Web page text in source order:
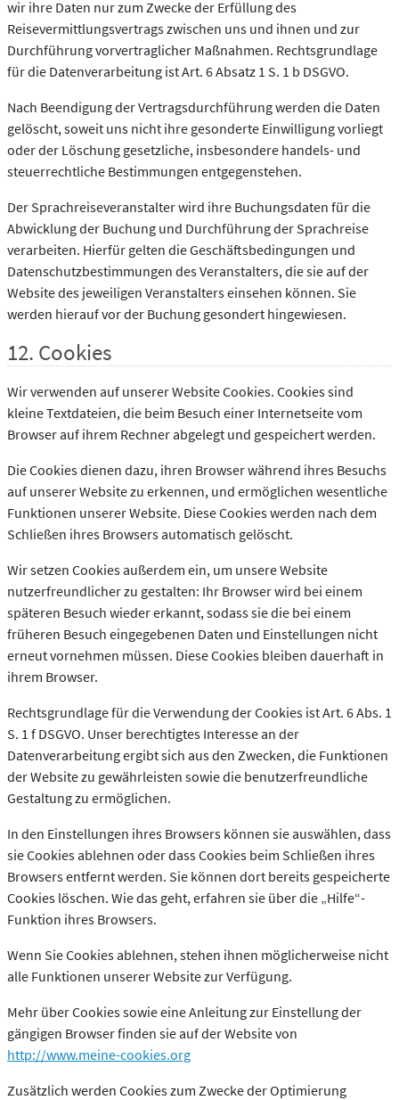
wir ihre Daten nur zum Zwecke der Erfüllung des
Reisevermittlungsvertrags zwischen uns und ihnen und zur
Durchführung vorvertraglicher Maßnahmen. Rechtsgrundlage
für die Datenverarbeitung ist Art. 6 Absatz 1 S. 1 b DSGVO.
Nach Beendigung der Vertragsdurchführung werden die Daten
gelöscht, soweit uns nicht ihre gesonderte Einwilligung vorliegt
oder der Löschung gesetzliche, insbesondere handels- und
steuerrechtliche Bestimmungen entgegenstehen.
Der Sprachreiseveranstalter wird ihre Buchungsdaten für die
Abwicklung der Buchung und Durchführung der Sprachreise
verarbeiten. Hierfür gelten die Geschäftsbedingungen und
Datenschutzbestimmungen des Veranstalters, die sie auf der
Website des jeweiligen Veranstalters einsehen können. Sie
werden hierauf vor der Buchung gesondert hingewiesen.
12. Cookies
Wir verwenden auf unserer Website Cookies. Cookies sind
kleine Textdateien, die beim Besuch einer Internetseite vom
Browser auf ihrem Rechner abgelegt und gespeichert werden.
Die Cookies dienen dazu, ihren Browser während ihres Besuchs
auf unserer Website zu erkennen, und ermöglichen wesentliche
Funktionen unserer Website. Diese Cookies werden nach dem
Schließen ihres Browsers automatisch gelöscht.
Wir setzen Cookies außerdem ein, um unsere Website
nutzerfreundlicher zu gestalten: Ihr Browser wird bei einem
späteren Besuch wieder erkannt, sodass sie die bei einem
früheren Besuch eingegebenen Daten und Einstellungen nicht
erneut vornehmen müssen. Diese Cookies bleiben dauerhaft in
ihrem Browser.
Rechtsgrundlage für die Verwendung der Cookies ist Art. 6 Abs. 1
S. 1 f DSGVO. Unser berechtigtes Interesse an der
Datenverarbeitung ergibt sich aus den Zwecken, die Funktionen
der Website zu gewährleisten sowie die benutzerfreundliche
Gestaltung zu ermöglichen.
In den Einstellungen ihres Browsers können sie auswählen, dass
sie Cookies ablehnen oder dass Cookies beim Schließen ihres
Browsers entfernt werden. Sie können dort bereits gespeicherte
Cookies löschen. Wie das geht, erfahren sie über die „Hilfe“-
Funktion ihres Browsers.
Wenn Sie Cookies ablehnen, stehen ihnen möglicherweise nicht
alle Funktionen unserer Website zur Verfügung.
Mehr über Cookies sowie eine Anleitung zur Einstellung der
gängigen Browser finden sie auf der Website von
http://www.meine-cookies.org
Zusätzlich werden Cookies zum Zwecke der Optimierung